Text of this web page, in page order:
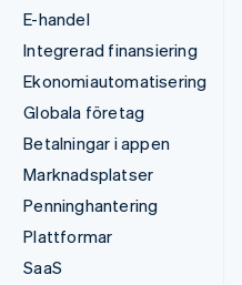
E-handel
Integrerad finansiering
Ekonomiautomatisering
Globala företag
Betalningar i appen
Marknadsplatser
Penninghantering
Plattformar
SaaS